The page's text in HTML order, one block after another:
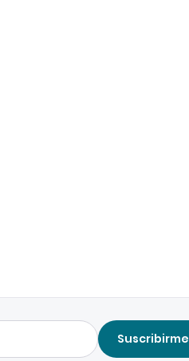
Suscribirme